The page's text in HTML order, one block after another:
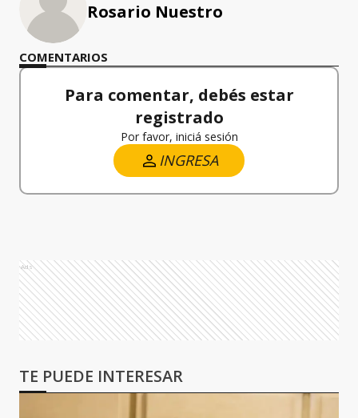
Rosario Nuestro
COMENTARIOS
Para comentar, debés estar
registrado
Por favor, iniciá sesión
INGRESA
Ads
TE PUEDE INTERESAR